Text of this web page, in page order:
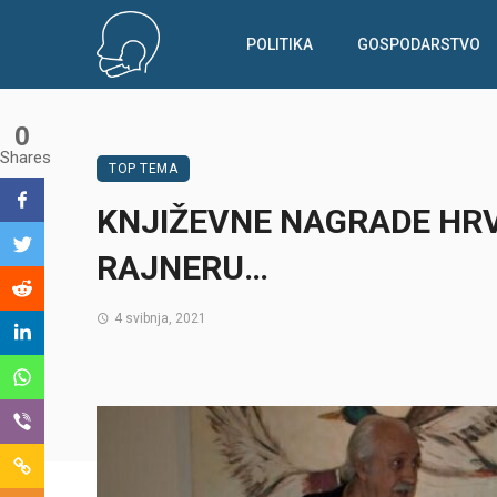
POLITIKA GOSPODARSTVO
TOP TEMA
KNJIŽEVNE NAGRADE
RAJNERU…
4 svibnja, 2021
0
Shares